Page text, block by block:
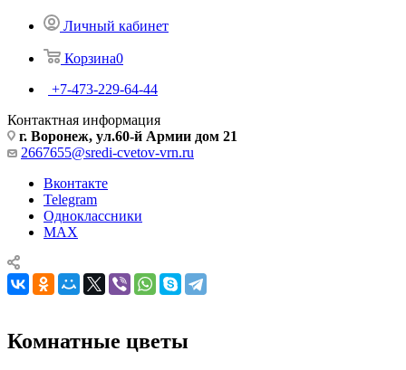
Личный кабинет
Корзина0
+7-473-229-64-44
Контактная информация
г. Воронеж, ул.60-й Армии дом 21
2667655@sredi-cvetov-vrn.ru
Вконтакте
Telegram
Одноклассники
MAX
Комнатные цветы